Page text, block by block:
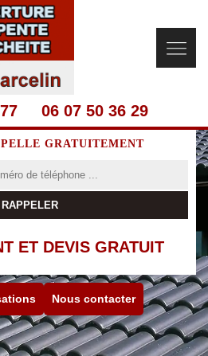
06 07 50 36 29
GRATUITEMENT
ET DEVIS GRATUIT
Nous contacter